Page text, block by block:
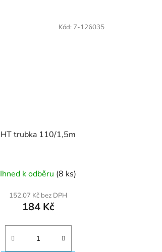
HT trubka 110/1,5m
Ihned k odběru (8 ks)
152,07 Kč bez DPH
184 Kč
Kód: 7-126035